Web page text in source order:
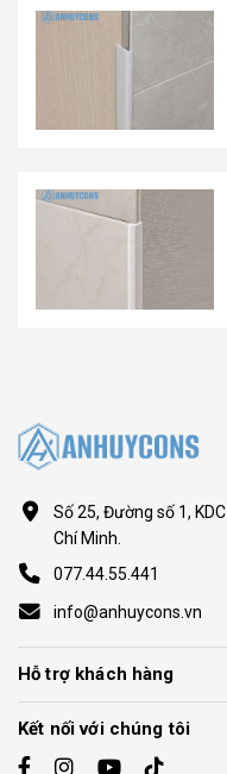
Số 25, Đường số 1,
Chí Minh.
077.44.55.441
info@anhuycons.vn
Hỗ trợ khách hàng
Kết nối với chúng tôi